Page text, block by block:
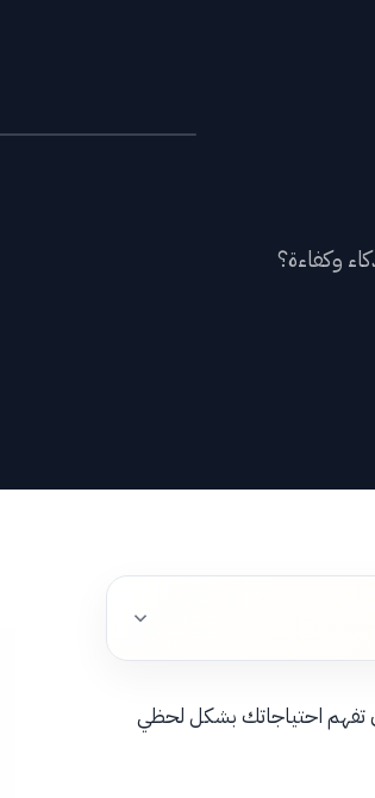
وكفاءة؟
تفهم احتياجاتك بشكل لحظي